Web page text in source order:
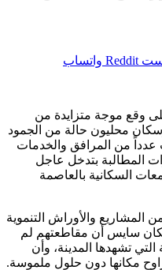
واتساب
وقع موجة متزايدة من
وسكان محليون حالة من الجمود
عدداً من المرافق والخدمات
المطالبة بتدخل عاجل
السكانية بالعاصمة
والأوراش التنموية
سايس أن مقاطعتهم لم
تشهدها المدينة، وأن
مكانها دون حلول ملموسة.